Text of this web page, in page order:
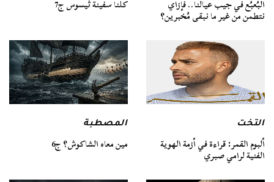
البُعبُع في جيب عيالنا.. فإزاي
نتطمن من غير ما نبقى مُخبرين؟
كلنا سفينة ثيسوس ج7
التخت
ألبوم القمر: قراءة في أزمة الهوية
الفنية لرامي صبري
المصطبة
مين معاه الشاكوش؟ ج6